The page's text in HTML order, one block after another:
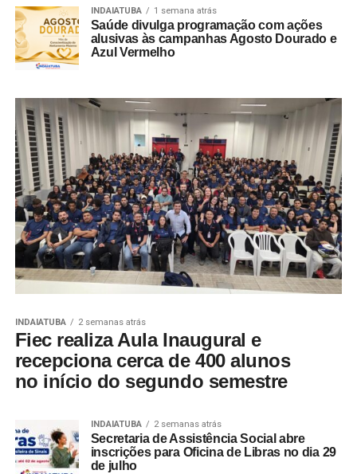
INDAIATUBA 1 semana atrás
Saúde divulga programação com ações
alusivas às campanhas Agosto Dourado e
Azul Vermelho
INDAIATUBA 2 semanas atrás
Fiec realiza Aula Inaugural e
recepciona cerca de 400 alunos
no início do segundo semestre
INDAIATUBA 2 semanas atrás
Secretaria de Assistência Social abre
inscrições para Oficina de Libras no dia 29
de julho